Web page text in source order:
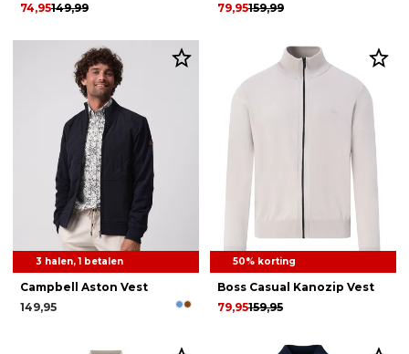
149,99
74,95
159,99
79,95
3 halen, 1 betalen
Campbell Aston Vest
149,95
50% korting
Boss Casual Kanozip Vest
159,95
79,95